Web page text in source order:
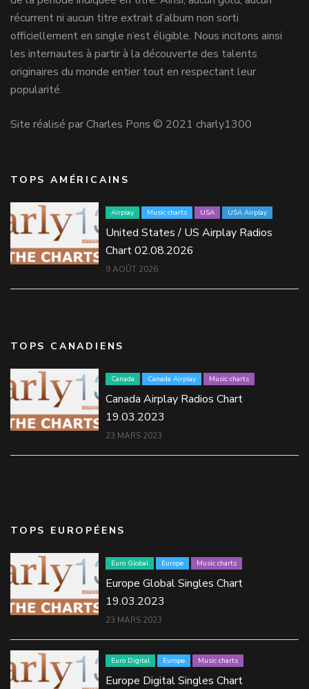
récurrent ni aucun titre extrait d’album non sorti
officiellement en single n’est éligible. Nous incitons ainsi
les internautes à partir à la découverte des talents
originaires du monde entier tout en respectant leur
popularité.
Site réalisé par Charles Pons © 2021 charly1300
TOPS AMÉRICAINS
Airplay Music charts USA USA Airplay
United States / US Airplay Radios
Chart 02.08.2026
9 AOÛT 2026
TOPS CANADIENS
Canada Canada Airplay Music charts
Canada Airplay Radios Chart
19.03.2023
23 MARS 2023
TOPS EUROPÉENS
Euro Global Europe Music charts
Europe Global Singles Chart
19.03.2023
23 MARS 2023
Euro Digital Europe Music charts
Europe Digital Singles Chart